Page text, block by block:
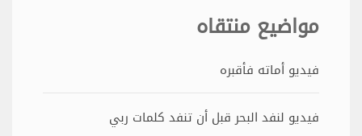
مواضيع منتقاه
فيديو أماته فأقبره
فيديو لنفد البحر قبل أن تنفد كلمات ربي